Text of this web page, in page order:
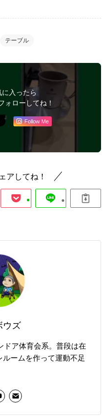
テーブル
入ったら
ォローしてね！
Follow Me
アしてね！
ウズ
ドア体育会系。普段は在
ームを作って運動不足